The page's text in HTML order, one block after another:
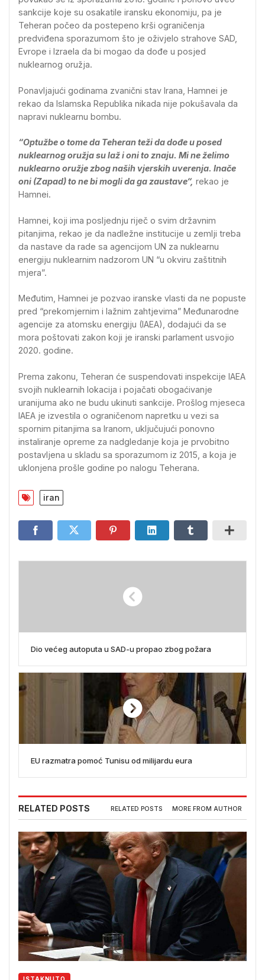
sankcije koje su osakatile iransku ekonomiju, pa je
Teheran počeo da postepeno krši ograničenja
predviđena sporazumom što je oživjelo strahove SAD,
Evrope i Izraela da bi mogao da dođe u posjed
nuklearnog oružja.
Ponavljajući godinama zvanični stav Irana, Hamnei je
rekao da Islamska Republika nikada nije pokušavala da
napravi nuklearnu bombu.
“Optužbe o tome da Teheran teži da dođe u posed
nuklearnog oružja su laž i oni to znaju. Mi ne želimo
nuklearno oružje zbog naših vjerskih uverenja. Inače
oni (Zapad) to ne bi mogli da ga zaustave“, rekao je
Hamnei.
Hamnei, koji ima posljednju riječ o svim državnim
pitanjima, rekao je da nadležne institucije u zemlji treba
da nastave da rade sa agencijom UN za nuklearnu
energiju nuklearnim nadzorom UN “u okviru zaštitnih
mjera”.
Međutim, Hamnei je pozvao iranske vlasti da ne popuste
pred “prekomjernim i lažnim zahtjevima” Međunarodne
agencije za atomsku energiju (IAEA), dodajući da se
mora poštovati zakon koji je iranski parlament usvojio
2020. godine.
Prema zakonu, Teheran će suspendovati inspekcije IAEA
svojih nuklearnih lokacija i pojačati obogaćivanje
uranijuma ako ne budu ukinuti sankcije. Prošlog mjeseca
IAEA je izvestila o ograničenom napretku u vezi sa
spornim pitanjima sa Iranom, uključujući ponovno
instaliranje opreme za nadgledanje koja je prvobitno
postavljena u skladu sa sporazumom iz 2015, a koja je
uklonjena prošle godine po nalogu Teherana.
iran
Dio većeg autoputa u SAD-u propao zbog požara
EU razmatra pomoć Tunisu od milijardu eura
RELATED POSTS RELATED POSTS MORE FROM AUTHOR